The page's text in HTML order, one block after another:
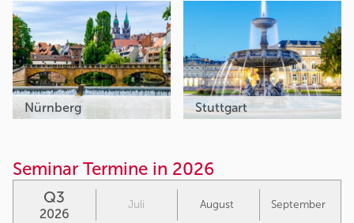
Nürnberg Stuttgart
Seminar Termine in 2026
Q3
2026
Juli August September